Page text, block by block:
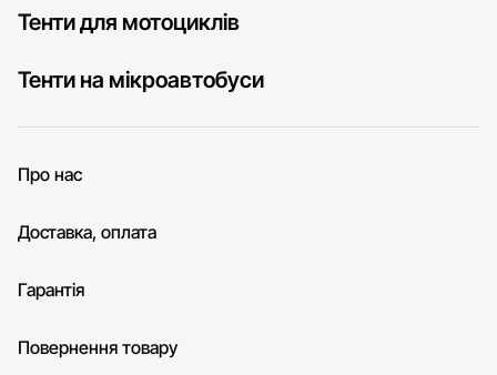
Тенти для мотоциклів
Тенти на мікроавтобуси
Про нас
Доставка, оплата
Гарантія
Повернення товару